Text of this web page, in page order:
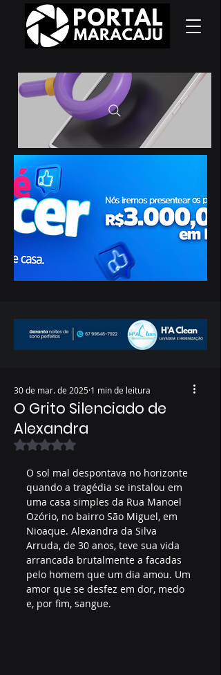
O Grito Silenciado de
Alexandra
30 de mar. de 2025 1 min de leitura
Avaliado com NaN de 5 estrelas.
O sol mal despontava no horizonte
quando a tragédia se instalou em
uma casa simples da Rua Manoel
Ozório, no bairro São Miguel, em
Nioaque. Alexandra da Silva
Arruda, de 30 anos, teve sua vida
arrancada brutalmente a facadas
pelo homem que um dia amou. Um
amor que se desfez em dor, medo
e, por fim, sangue.